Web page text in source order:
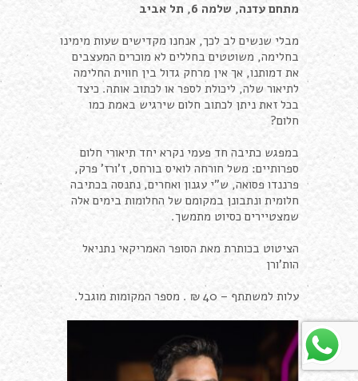
מתחם עדנה, שלמה 6, תל אביב
מבלי שנשים לב לכך, אנחנו מקדישים שעות מימינו
בחלימה, משוטטים בחללים לא מוכרים המעצבים
את דמותנו, אך אין מרחק גדול בין חווית החלימה
לתיאור שלה, ליכולת לספר או לכתוב אותה. כיצד
בכל זאת ניתן לכתוב חלום שירגיש באמת כמו
חלום?
במפגש כתיבה חד פעמי נקרא יחד תיאורי חלום
ספרותיים: משל חורחה לואיס בורחס, ז'ורז' פרק,
פרננדו פסואה, ש"י עגנון ואחרים, נתנסה בכתיבה
חלומית ונתבונן במקומם של החלומות בימים אלה
שמצטיירים כסיוט מתמשך.
הציטוט בכותרת מאת הסופר האמריקאי נתניאל
הות'ורן
עלות למשתתף – 40 ₪ . מספר המקומות מוגבל.